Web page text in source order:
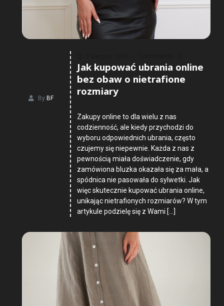
By BF
Jak kupować ubrania online
bez obaw o nietrafione
rozmiary
Zakupy online to dla wielu z nas
codzienność, ale kiedy przychodzi do
wyboru odpowiednich ubrania, często
czujemy się niepewnie. Każda z nas z
pewnością miała doświadczenie, gdy
zamówiona bluzka okazała się za mała, a
spódnica nie pasowała do sylwetki. Jak
więc skutecznie kupować ubrania online,
unikając nietrafionych rozmiarów? W tym
artykule podzielę się z Wami […]